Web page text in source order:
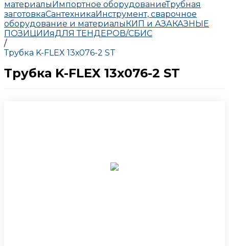
материалыИмпортное оборудованиеТрубная
заготовкаСантехникаИнструмент, сварочное
оборудование и материалыКИП и АЗАКАЗНЫЕ
ПОЗИЦИИяДЛЯ ТЕНДЕРОВ/СБИС
/
Трубка K-FLEX 13х076-2 ST
Трубка K-FLEX 13х076-2 ST